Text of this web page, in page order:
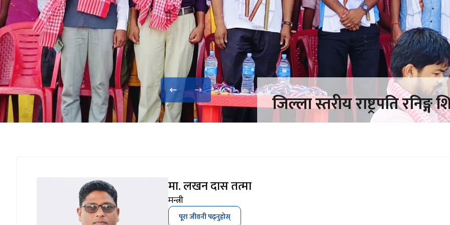
जिल्ला स्तरीय राष्ट्रपति रनिङ्ग
मा. लखन दास तत्मा
मन्त्री
पूरा जीवनी पढ्नुहोस्